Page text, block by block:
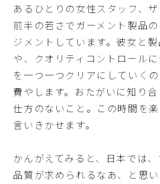
あるひとりの女性スタッフ、
前半の若さでガーメント製品
ジメントしています。彼女と
や、クオリティコントロール
を一つ一つクリアにしていく
費やします。おたがいに知り合
仕方のないこと。この時間を
言いきかせます。
かんがえてみると、日本では
品質が求められるなあ、と思